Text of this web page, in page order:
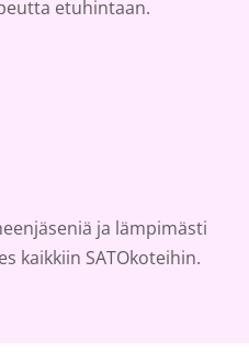
etuhintaan.
ja lämpimästi
kaikkiin SATOkoteihin.